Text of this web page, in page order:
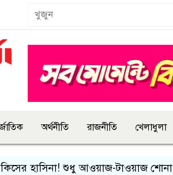
অর্থনীতি রাজনীতি খেলাধুলা
হাসিনা! শুধু আওয়াজ-টাওয়াজ শোনা যায়: